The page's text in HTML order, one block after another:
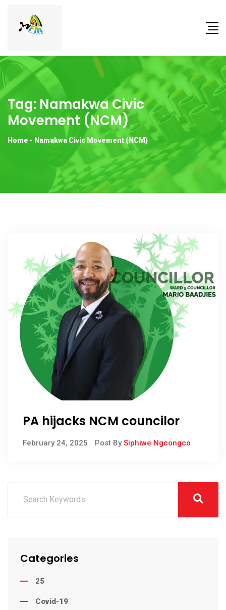
Tag: Namakwa Civic
Movement (NCM)
Home - Namakwa Civic Movement (NCM)
PA hijacks NCM councilor
February 24, 2025 Post BySiphiwe Ngcongco
Categories
25
Covid-19